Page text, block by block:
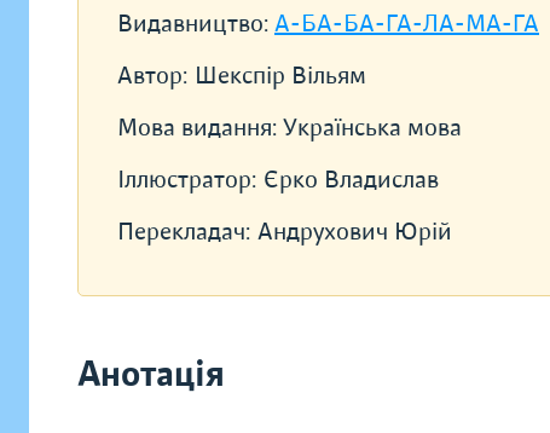
Видавництво: А-БА-БА-ГА-ЛА-МА-ГА
Автор: Шекспір Вільям
Мова видання: Українська мова
Іллюстратор: Єрко Владислав
Перекладач: Андрухович Юрій
Анотація